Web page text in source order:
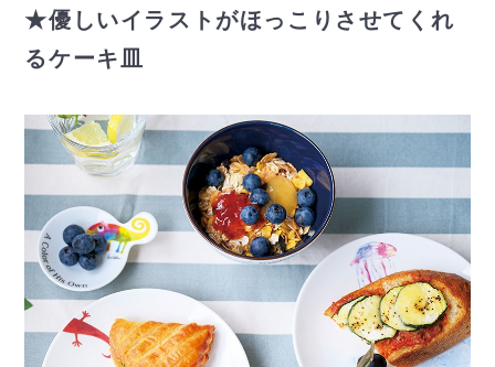
★優しいイラストがほっこりさせてくれ
るケーキ皿